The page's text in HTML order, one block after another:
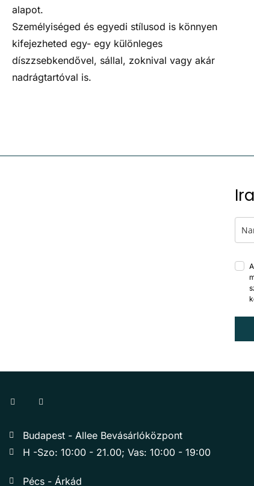
alapot.
Személyiséged és egyedi stílusod is könnyen
kifejezheted egy- egy különleges
díszzsebkendővel, sállal, zoknival vagy akár
nadrágtartóval is.
Budapest - Allee Bevásárlóközpont
H -Szo: 10:00 - 21.00; Vas: 10:00 - 19:00
Pécs - Árkád